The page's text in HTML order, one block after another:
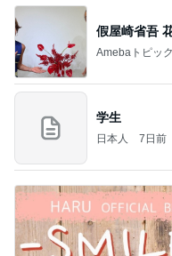
假屋崎省吾
Amebaトピッ
学生
日本人 7日前